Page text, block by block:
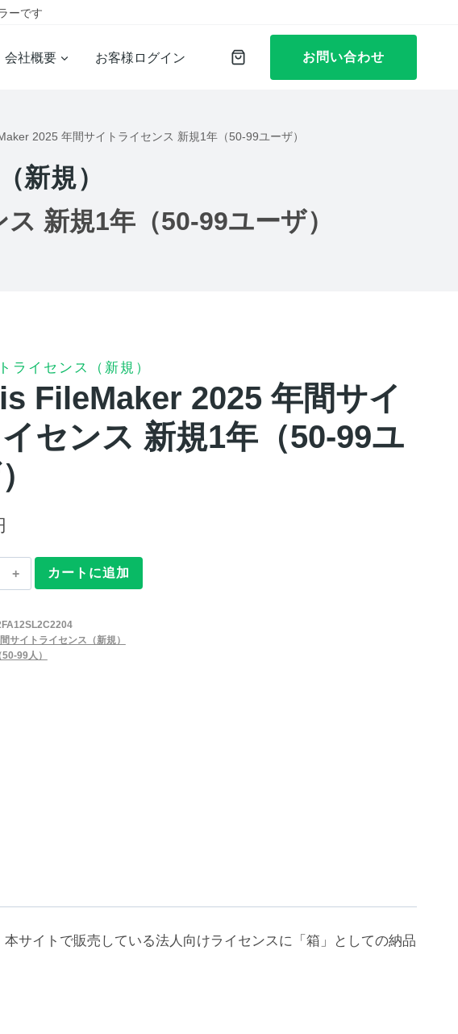
ーです
会社概要 お客様ログイン お問い合わせ
2025 年間サイトライセンス 新規1年（50-99ユーザ）
新規）
新規1年（50-99ユーザ）
ライセンス（新規）
FileMaker 2025 年間サイ
イセンス 新規1年（50-99ユ
カートに追加
サイトライセンス（新規）
99人）
サイトで販売している法人向けライセンスに「箱」としての納品